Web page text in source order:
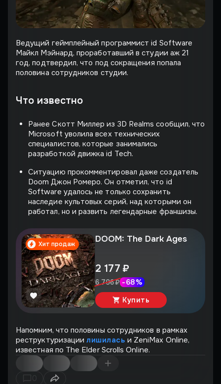
Ведущий геймплейный программист id Software
Майкл Мэйнард, проработавший в студии аж 21
год, подтвердил, что под сокращения попала
половина сотрудников студии.
Что известно
Ранее Скотт Миллер из 3D Realms сообщил, что
Microsoft уволила всех технических
специалистов, которые занимались
разработкой движка id Tech.
Ситуацию прокомментировал даже создатель
Doom Джон Ромеро. Он отметил, что id
Software удалось не только сохранить
наследие культовых серий, над которыми он
работал, но и развить легендарные франшизы.
Хит продаж DOOM: The Dark Ages
2 177 ₽
6 796 ₽ -68%
Купить
Напомним, что половины сотрудников в рамках
реструктуризациилишилась и ZeniMax Online,
известная по The Elder Scrolls Online.
0